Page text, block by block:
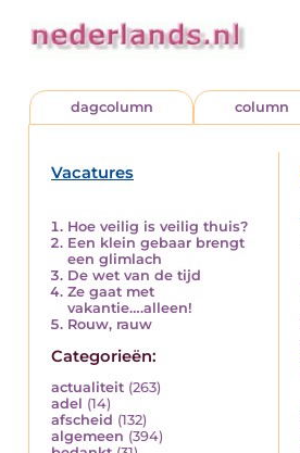
dagcolumn column
Vacatures
Hoe veilig is veilig thuis?
Een klein gebaar brengt
een glimlach
De wet van de tijd
Ze gaat met
vakantie….alleen!
Rouw, rauw
Categorieën:
actualiteit (263)
adel (14)
afscheid (132)
algemeen (394)